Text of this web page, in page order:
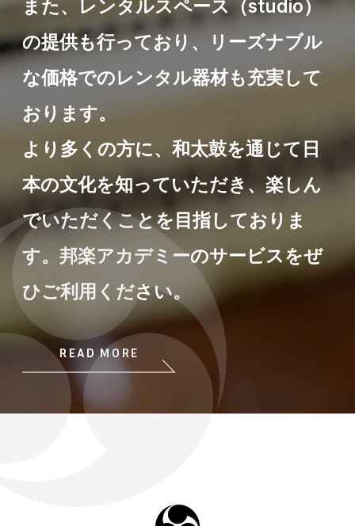
また、レンタルスペース（studio）
の提供も行っており、リーズナブル
な価格でのレンタル器材も充実して
おります。
より多くの方に、和太鼓を通じて日
本の文化を知っていただき、楽しん
でいただくことを目指しておりま
す。邦楽アカデミーのサービスをぜ
ひご利用ください。
READ MORE